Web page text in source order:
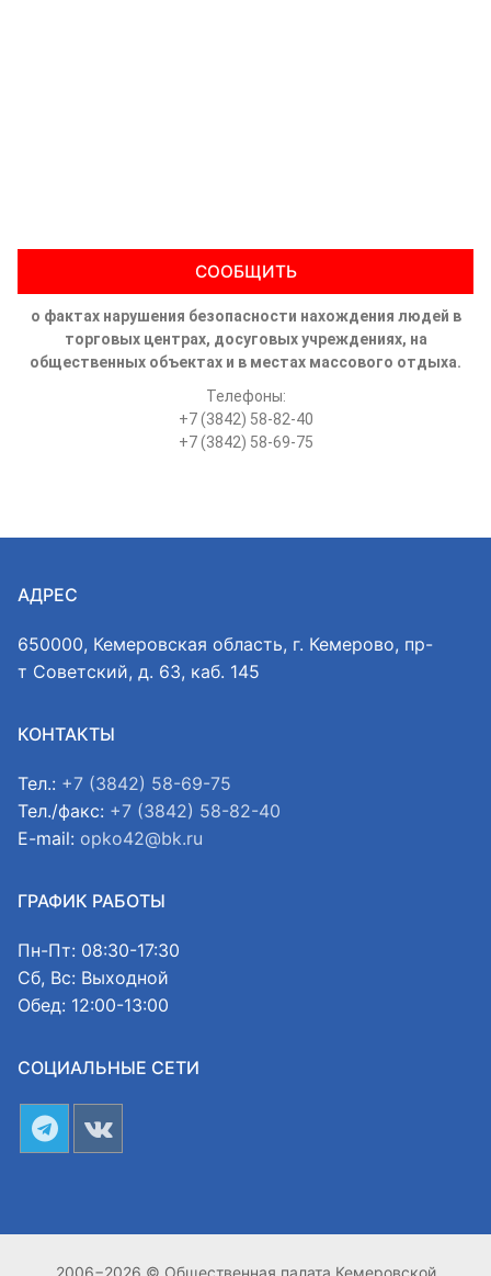
СООБЩИТЬ
о фактах нарушения безопасности нахождения людей в
торговых центрах, досуговых учреждениях, на
общественных объектах и в местах массового отдыха.
Телефоны:
+7 (3842) 58-82-40
+7 (3842) 58-69-75
АДРЕС
650000, Кемеровская область, г. Кемерово, пр-
т Советский, д. 63, каб. 145
КОНТАКТЫ
Тел.: +7 (3842) 58-69-75
Тел./факс: +7 (3842) 58-82-40
E-mail: opko42@bk.ru
ГРАФИК РАБОТЫ
Пн-Пт: 08:30-17:30
Сб, Вс: Выходной
Обед: 12:00-13:00
СОЦИАЛЬНЫЕ СЕТИ